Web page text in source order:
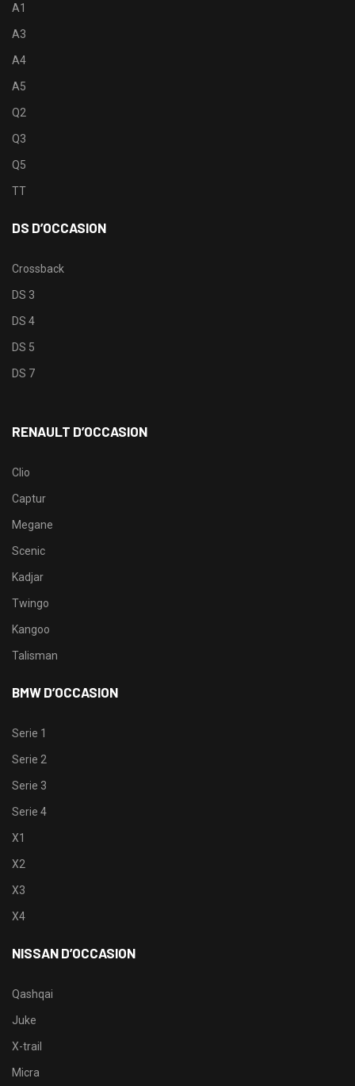
A1
A3
A4
A5
Q2
Q3
Q5
TT
DS D’OCCASION
Crossback
DS 3
DS 4
DS 5
DS 7
RENAULT D’OCCASION
Clio
Captur
Megane
Scenic
Kadjar
Twingo
Kangoo
Talisman
BMW D’OCCASION
Serie 1
Serie 2
Serie 3
Serie 4
X1
X2
X3
X4
NISSAN D’OCCASION
Qashqai
Juke
X-trail
Micra